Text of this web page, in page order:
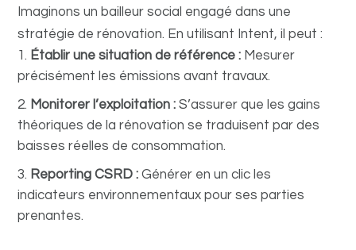
Imaginons un bailleur social engagé dans une
stratégie de rénovation. En utilisant Intent, il peut :
Établir une situation de référence : Mesurer
précisément les émissions avant travaux.
Monitorer l’exploitation : S’assurer que les gains
théoriques de la rénovation se traduisent par des
baisses réelles de consommation.
Reporting CSRD : Générer en un clic les
indicateurs environnementaux pour ses parties
prenantes.